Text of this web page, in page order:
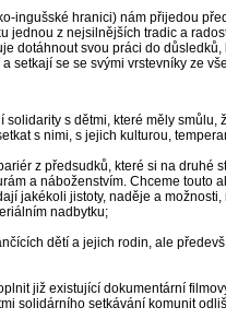
ingušské hranici) nám přijedou
jednou z nejsilnějších tradic a
dotáhnout svou práci do
setkají se se svými vrstevníky ze
s dětmi, které měly
s nimi, s jejich kulturou,
z předsudků, které si na
a náboženstvím. Chceme
jakékoli jistoty, naděje a
nadbytku;
dětí a jejich rodin, ale
již existující dokumentární
solidárního setkávání komunit